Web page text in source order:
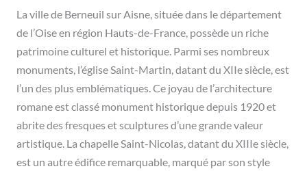
La ville de Berneuil sur Aisne, située dans le département
de l’Oise en région Hauts-de-France, possède un riche
patrimoine culturel et historique. Parmi ses nombreux
monuments, l’église Saint-Martin, datant du XIIe siècle, est
l’un des plus emblématiques. Ce joyau de l’architecture
romane est classé monument historique depuis 1920 et
abrite des fresques et sculptures d’une grande valeur
artistique. La chapelle Saint-Nicolas, datant du XIIIe siècle,
est un autre édifice remarquable, marqué par son style